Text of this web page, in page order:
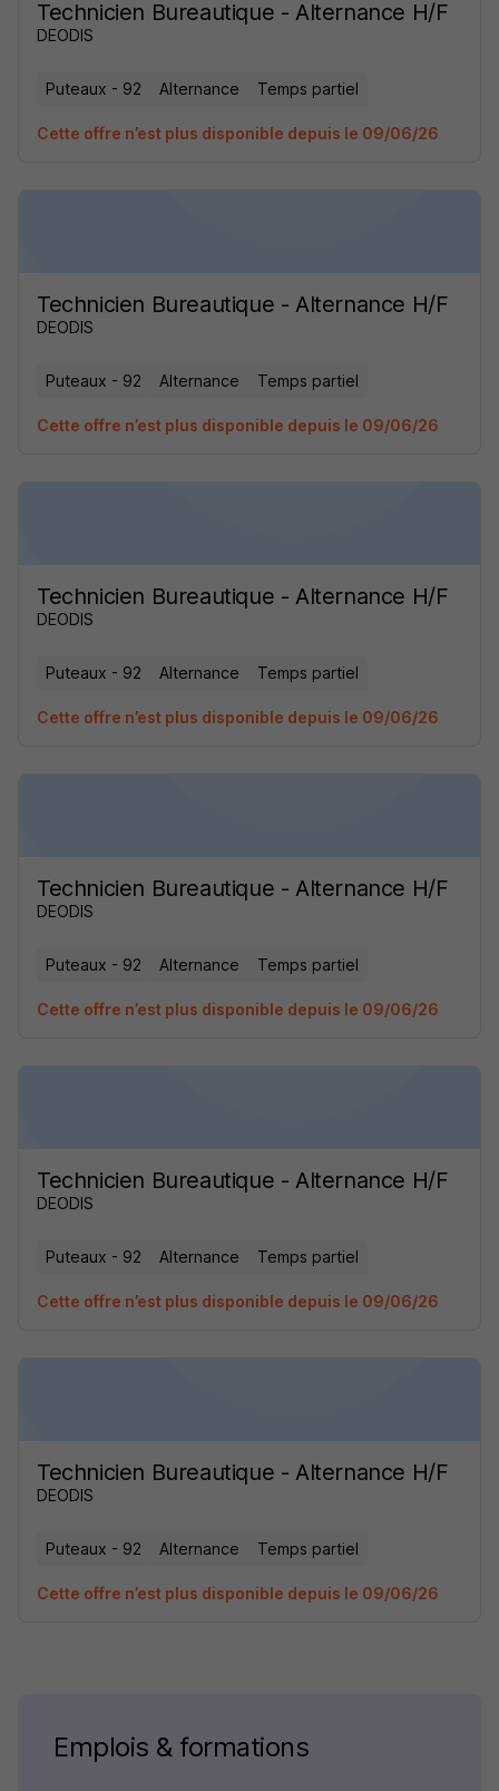
Technicien Bureautique - Alternance H/F
DEODIS
Puteaux - 92 Alternance Temps partiel
Cette offre n’est plus disponible depuis le 09/06/26
Technicien Bureautique - Alternance H/F
DEODIS
Puteaux - 92 Alternance Temps partiel
Cette offre n’est plus disponible depuis le 09/06/26
Technicien Bureautique - Alternance H/F
DEODIS
Puteaux - 92 Alternance Temps partiel
Cette offre n’est plus disponible depuis le 09/06/26
Technicien Bureautique - Alternance H/F
DEODIS
Puteaux - 92 Alternance Temps partiel
Cette offre n’est plus disponible depuis le 09/06/26
Technicien Bureautique - Alternance H/F
DEODIS
Puteaux - 92 Alternance Temps partiel
Cette offre n’est plus disponible depuis le 09/06/26
Technicien Bureautique - Alternance H/F
DEODIS
Puteaux - 92 Alternance Temps partiel
Cette offre n’est plus disponible depuis le 09/06/26
Emplois & formations